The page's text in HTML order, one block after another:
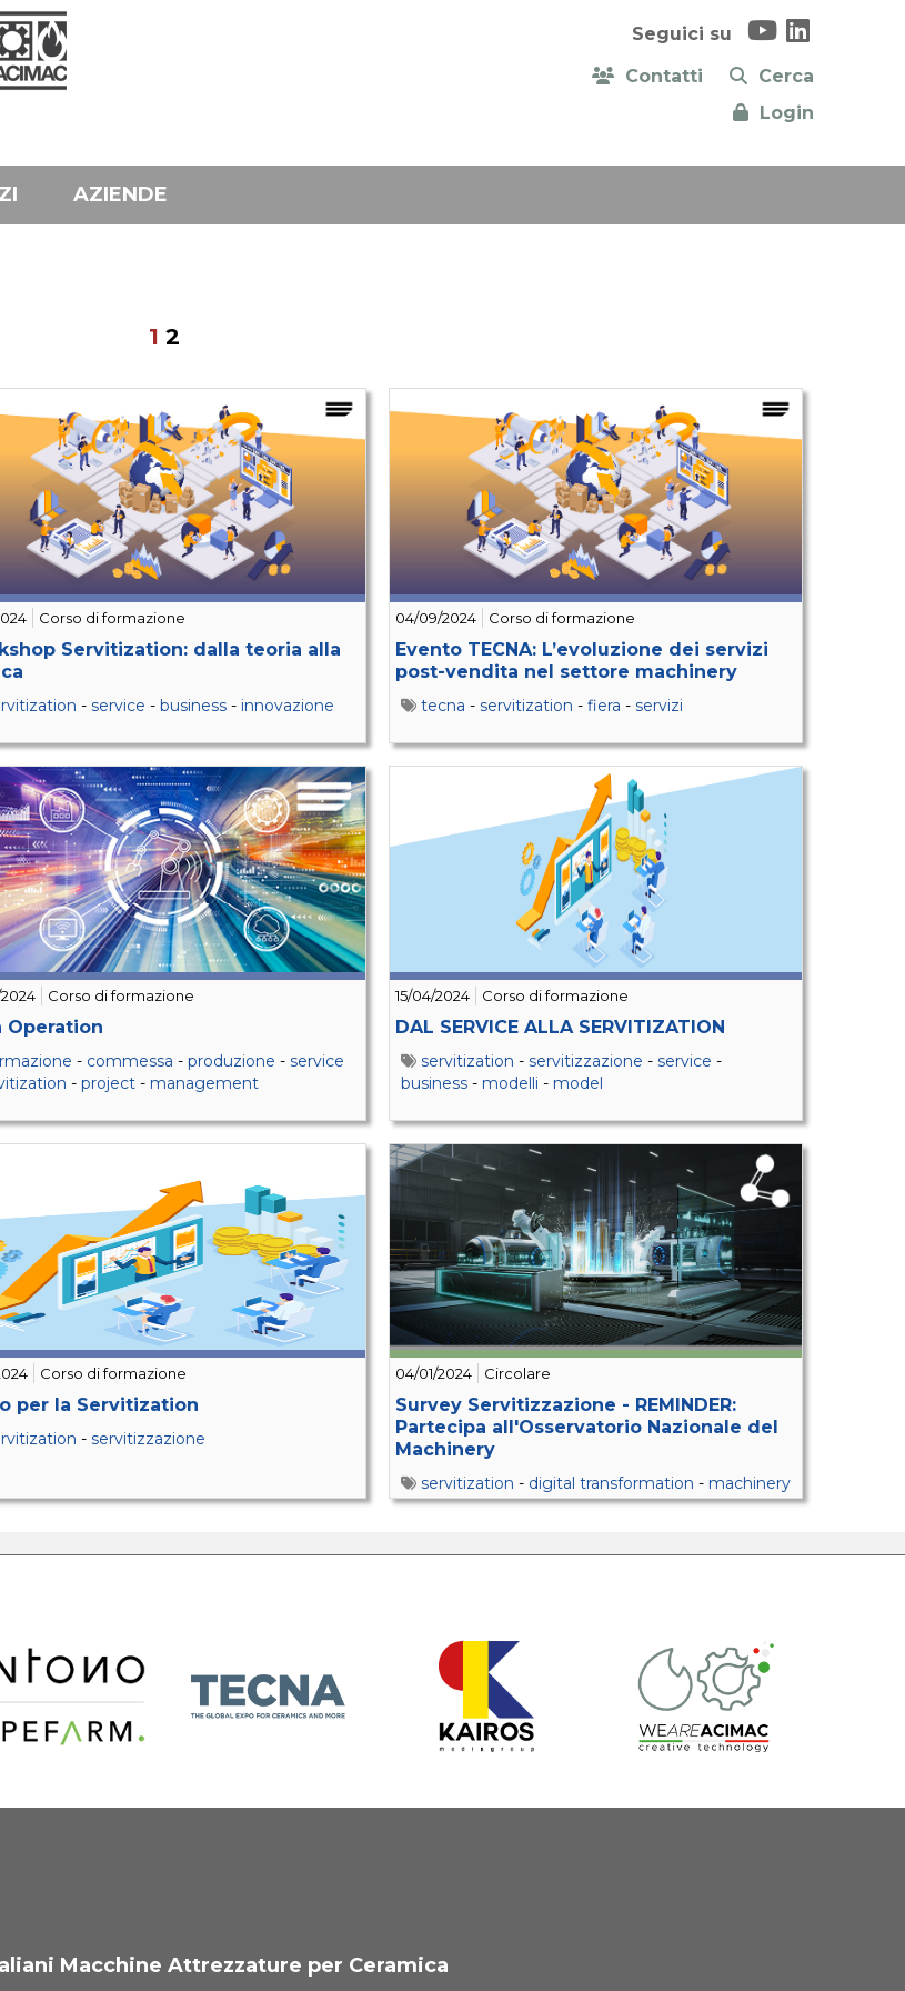
Seguici su
Contatti
Cerca
Login
AZIENDE
1 2
Corso di formazione
Servitization: dalla teoria alla
-service -business - innovazione
04/09/2024 Corso di formazione
Evento TECNA: L’evoluzione dei servizi
post-vendita nel settore machinery
tecna - servitization - fiera - servizi
Corso di formazione
Operation
- commessa -produzione -service
-project - management
15/04/2024 Corso di formazione
DAL SERVICE ALLA SERVITIZATION
servitization - servitizzazione - service -
business- modelli - model
Corso di formazione
per la Servitization
-servitizzazione
04/01/2024 Circolare
Survey Servitizzazione - REMINDER:
Partecipa all'Osservatorio Nazionale del
Machinery
servitization - digital transformation - machinery
-madeinitaly-madebyitaly-survey-digital
Macchine Attrezzature per Ceramica